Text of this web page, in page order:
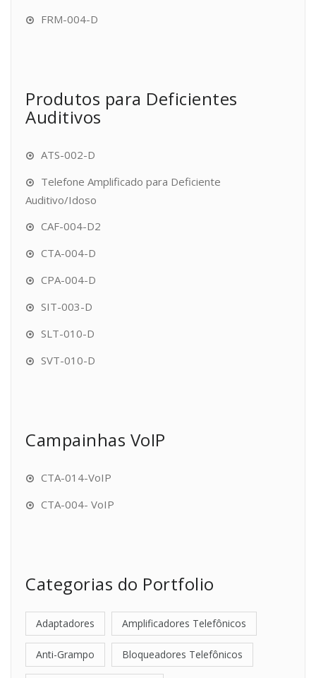
FRM-004-D
Produtos para Deficientes
Auditivos
ATS-002-D
Telefone Amplificado para Deficiente
Auditivo/Idoso
CAF-004-D2
CTA-004-D
CPA-004-D
SIT-003-D
SLT-010-D
SVT-010-D
Campainhas VoIP
CTA-014-VoIP
CTA-004- VoIP
Categorias do Portfolio
Adaptadores Amplificadores Telefônicos
Anti-Grampo Bloqueadores Telefônicos